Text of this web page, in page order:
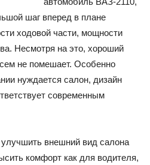
шаг вперед в плане
ходовой части, мощности
Несмотря на это, хороший
не помешает. Особенно
нуждается салон, дизайн
современным
внешний вид салона
комфорт как для водителя,